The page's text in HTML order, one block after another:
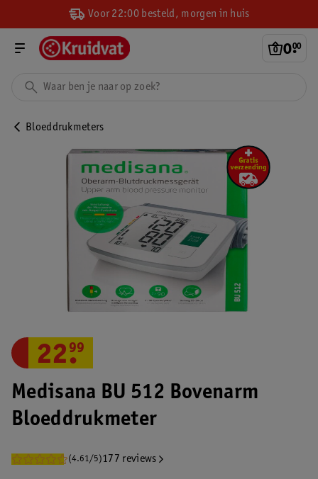
Voor 22:00 besteld, morgen in huis
0.
00
Bloeddrukmeters
Medisana BU 512 Bovenarm
Bloeddrukmeter
(4.61/5)177 reviews
22.
99